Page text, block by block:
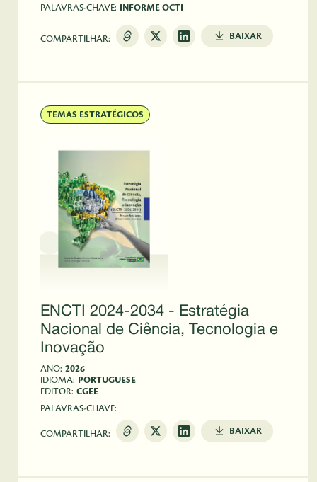
PALAVRAS-CHAVE:
INFORME OCTI
COMPARTILHAR: BAIXAR
TEMAS ESTRATÉGICOS
ENCTI 2024-2034 - Estratégia
Nacional de Ciência, Tecnologia e
Inovação
ANO: 2026
IDIOMA: PORTUGUESE
EDITOR: CGEE
PALAVRAS-CHAVE:
COMPARTILHAR: BAIXAR